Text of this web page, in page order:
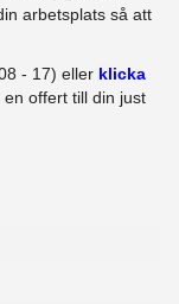
arbetsplats så att
- 17) eller klicka
offert till din just